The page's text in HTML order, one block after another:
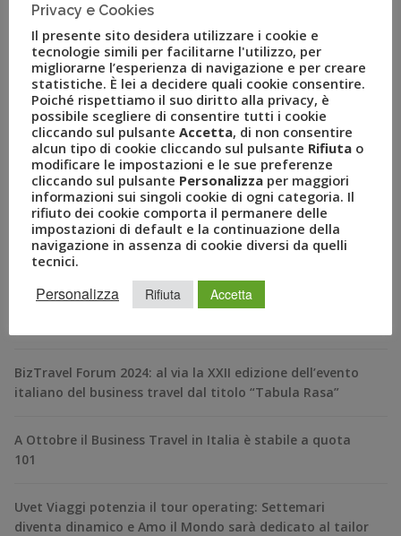
in un’ottica di rinnovamento aziendale volta ad
aggredire sempre di più un mercato in forte evoluzione
e fiore all’occhiello di Uvet – […]
BizTravel Forum 2024: al via la XXII edizione dell’evento
italiano del business travel dal titolo “Tabula Rasa”
A Ottobre il Business Travel in Italia è stabile a quota
101
Uvet Viaggi potenzia il tour operating: Settemari
diventa dinamico e Amo il Mondo sarà dedicato al tailor
Privacy e Cookies
Il presente sito desidera utilizzare i cookie e
tecnologie simili per facilitarne l'utilizzo, per
migliorarne l’esperienza di navigazione e per creare
statistiche. È lei a decidere quali cookie consentire.
Poiché rispettiamo il suo diritto alla privacy, è
possibile scegliere di consentire tutti i cookie
cliccando sul pulsante Accetta, di non consentire
alcun tipo di cookie cliccando sul pulsante Rifiuta o
modificare le impostazioni e le sue preferenze
cliccando sul pulsante Personalizza per maggiori
informazioni sui singoli cookie di ogni categoria. Il
rifiuto dei cookie comporta il permanere delle
impostazioni di default e la continuazione della
navigazione in assenza di cookie diversi da quelli
tecnici.
Personalizza Rifiuta Accetta